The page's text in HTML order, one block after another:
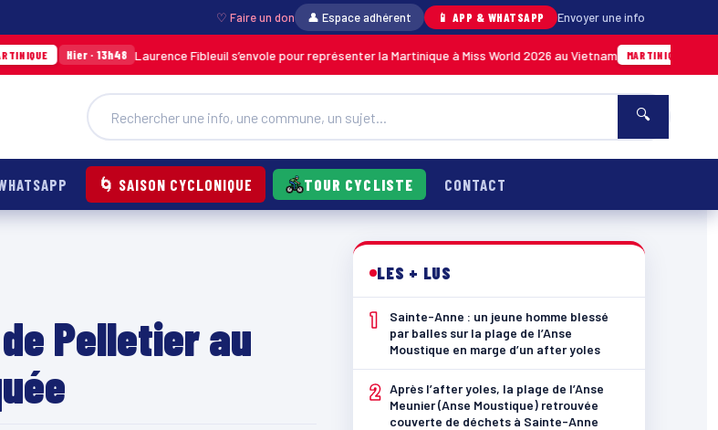
♡ Faire un don 👤 Espace adhérent 📱 APP & WHATSAPP Envoyer une info
Hier · 13h48 Laurence Fibleuil s’envole pour représenter la Martinique à Miss World 2026 au Vietnam MARTINIQUE 05/08 · 14h14
🔍
🌀 SAISON CYCLONIQUE TOUR CYCLISTE CONTACT
Pelletier au
LES + LUS
1
Sainte-Anne : un jeune homme blessé
par balles sur la plage de l’Anse
Moustique en marge d’un after yoles
2 Après l’after yoles, la plage de l’Anse
Meunier (Anse Moustique) retrouvée
couverte de déchets à Sainte-Anne